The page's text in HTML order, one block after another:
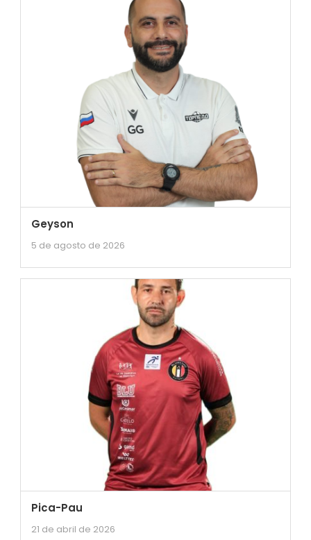
Geyson
5 de agosto de 2026
Pica-Pau
21 de abril de 2026